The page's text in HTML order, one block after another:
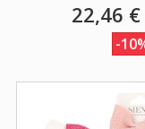
22,46 €
-